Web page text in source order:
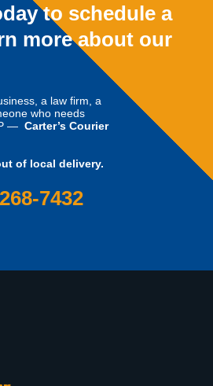
to schedule a
more about our
a law firm, a
who needs
— Carter’s Courier
of local delivery.
7432